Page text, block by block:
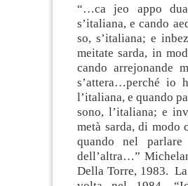
“…ca jeo appo
s’italiana, e cando
so, s’italiana; e
meitate sarda, in
cando arrejonande
s’attera…perché io
l’italiana, e quando
sono, l’italiana; e
metà sarda, di modo
quando nel
dell’altra…”
Della Torre, 1983.